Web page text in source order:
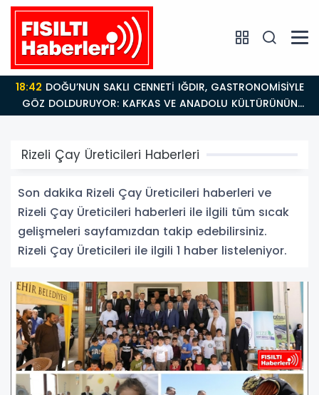
18:42
GÖZ DOLDURUYOR: KAFKAS VE ANADOLU KÜLTÜRÜNÜN
BULUŞMA NOKTASI
Rizeli Çay Üreticileri Haberleri
Son dakika Rizeli Çay Üreticileri haberleri ve
Rizeli Çay Üreticileri haberleri ile ilgili tüm sıcak
gelişmeleri sayfamızdan takip edebilirsiniz.
Rizeli Çay Üreticileri ile ilgili 1 haber listeleniyor.